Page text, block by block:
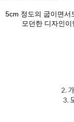
5cm 정도의 굽이면서
모던한 디자인
2.
3.